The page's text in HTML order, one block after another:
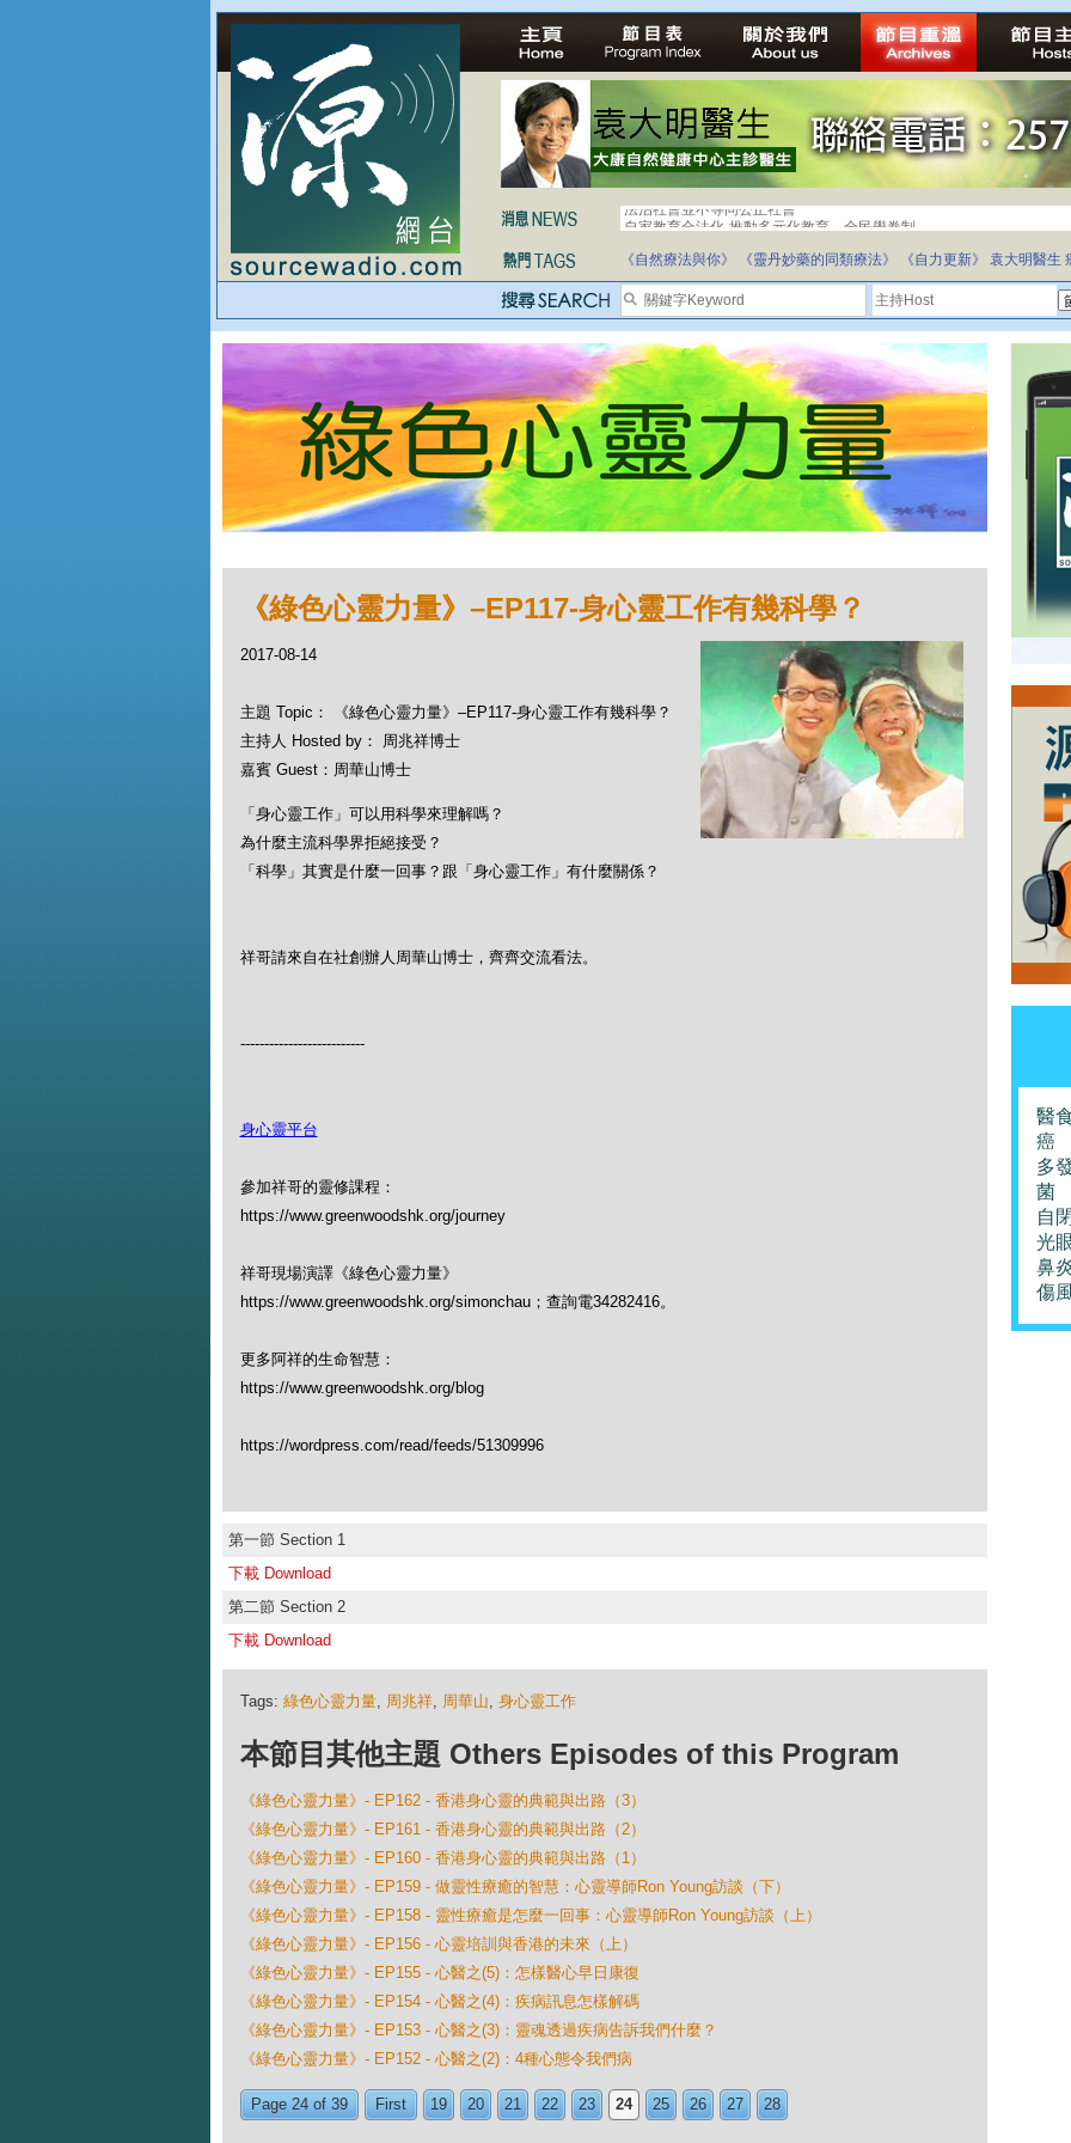
自家教育合法化-推動多元化教育，全民學卷制
《自然療法與你》 《靈丹妙藥的同類療法》 《自力更新》 袁大明醫生
《綠色心靈力量》–EP117-身心靈工作有幾科學？
2017-08-14
主題 Topic： 《綠色心靈力量》–EP117-身心靈工作有幾科學？
主持人 Hosted by： 周兆祥博士
嘉賓 Guest：周華山博士
「身心靈工作」可以用科學來理解嗎？
為什麼主流科學界拒絕接受？
「科學」其實是什麼一回事？跟「身心靈工作」有什麼關係？
祥哥請來自在社創辦人周華山博士，齊齊交流看法。
--------------------------
身心靈平台
參加祥哥的靈修課程：
https://www.greenwoodshk.org/journey
祥哥現場演譯《綠色心靈力量》
https://www.greenwoodshk.org/simonchau；查詢電34282416。
更多阿祥的生命智慧：
https://www.greenwoodshk.org/blog
https://wordpress.com/read/feeds/51309996
第一節 Section 1
下載 Download
第二節 Section 2
下載 Download
Tags: 綠色心靈力量, 周兆祥, 周華山, 身心靈工作
本節目其他主題 Others Episodes of this Program
《綠色心靈力量》- EP162 - 香港身心靈的典範與出路（3）
《綠色心靈力量》- EP161 - 香港身心靈的典範與出路（2）
《綠色心靈力量》- EP160 - 香港身心靈的典範與出路（1）
《綠色心靈力量》- EP159 - 做靈性療癒的智慧：心靈導師Ron Young訪談（下）
《綠色心靈力量》- EP158 - 靈性療癒是怎麼一回事：心靈導師Ron Young訪談（上）
《綠色心靈力量》- EP156 - 心靈培訓與香港的未來（上）
《綠色心靈力量》- EP155 - 心醫之(5)：怎樣醫心早日康復
《綠色心靈力量》- EP154 - 心醫之(4)：疾病訊息怎樣解碼
《綠色心靈力量》- EP153 - 心醫之(3)：靈魂透過疾病告訴我們什麼？
《綠色心靈力量》- EP152 - 心醫之(2)：4種心態令我們病
Page 24 of 39 First 19 20 21 22 23 24 25 26 27 28
醫
癌
多
菌
自
光
鼻
傷